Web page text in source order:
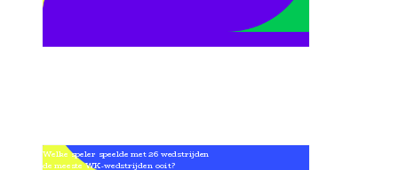
Welke speler speelde met 26 wedstrijden
de meeste WK-wedstrijden ooit?